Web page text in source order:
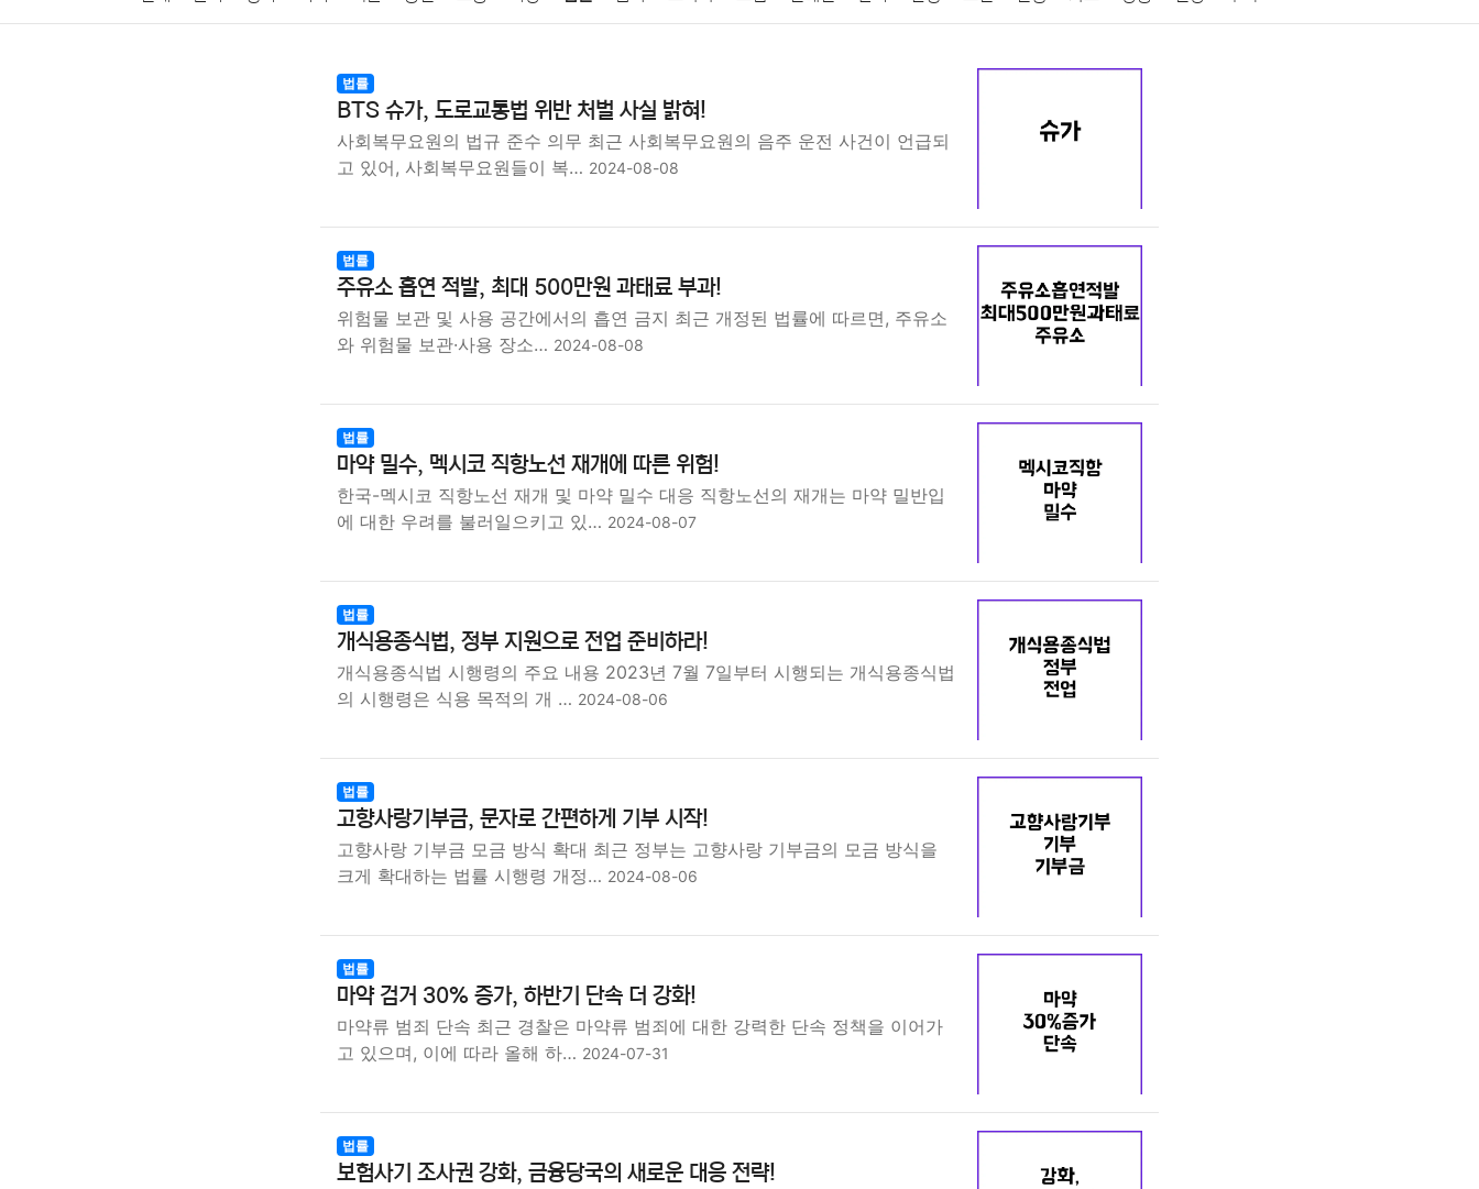
기술 종교 사회 정치 건강 의료 의학 교통
법률
BTS 슈가, 도로교통법 위반 처벌 사실 밝혀!
사회복무요원의 법규 준수 의무 최근 사회복무요원의 음주 운전 사건이 언급되
고 있어, 사회복무요원들이 복… 2024-08-08
법률
주유소 흡연 적발, 최대 500만원 과태료 부과!
위험물 보관 및 사용 공간에서의 흡연 금지 최근 개정된 법률에 따르면, 주유소
와 위험물 보관·사용 장소… 2024-08-08
법률
마약 밀수, 멕시코 직항노선 재개에 따른 위험!
한국-멕시코 직항노선 재개 및 마약 밀수 대응 직항노선의 재개는 마약 밀반입
에 대한 우려를 불러일으키고 있… 2024-08-07
법률
개식용종식법, 정부 지원으로 전업 준비하라!
개식용종식법 시행령의 주요 내용 2023년 7월 7일부터 시행되는 개식용종식법
의 시행령은 식용 목적의 개 … 2024-08-06
법률
고향사랑기부금, 문자로 간편하게 기부 시작!
고향사랑 기부금 모금 방식 확대 최근 정부는 고향사랑 기부금의 모금 방식을
크게 확대하는 법률 시행령 개정… 2024-08-06
법률
마약 검거 30% 증가, 하반기 단속 더 강화!
마약류 범죄 단속 최근 경찰은 마약류 범죄에 대한 강력한 단속 정책을 이어가
고 있으며, 이에 따라 올해 하… 2024-07-31
법률
보험사기 조사권 강화, 금융당국의 새로운 대응 전략!